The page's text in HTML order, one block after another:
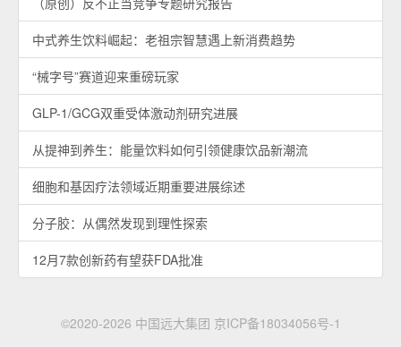
中式养生饮料崛起：老祖宗智慧遇上新消费趋势
“械字号”赛道迎来重磅玩家
GLP-1/GCG双重受体激动剂研究进展
从提神到养生：能量饮料如何引领健康饮品新潮流
细胞和基因疗法领域近期重要进展综述
分子胶：从偶然发现到理性探索
12月7款创新药有望获FDA批准
©2020-2026 中国远大集团 京ICP备18034056号-1